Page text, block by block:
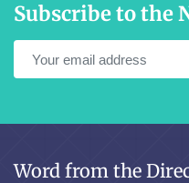
Subscribe to the
Word from the